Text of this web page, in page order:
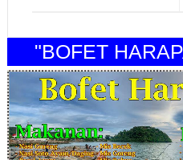
"BOFET